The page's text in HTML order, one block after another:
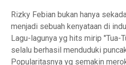
Rizky Febian bukan hanya
menjadi sebuah kenyataan di
Lagu-lagunya yg hits mirip "Tua-
selalu berhasil menduduki
Popularitasnya yg semakin